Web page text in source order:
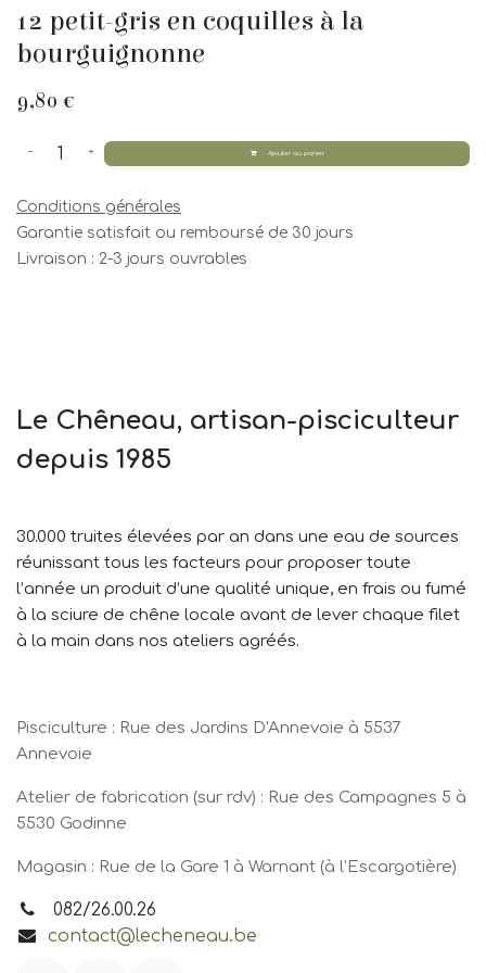
12 petit-gris en coquilles à la
bourguignonne
9,80 €
Ajouter au panier
Conditions générales
Garantie satisfait ou remboursé de 30 jours
Livraison : 2-3 jours ouvrables
Le Chêneau, artisan-pisciculteur
depuis 1985
30.000 truites élevées par an dans une eau de sources
réunissant tous les facteurs pour proposer toute
l’année un produit d’une qualité unique, en frais ou fumé
à la sciure de chêne locale avant de lever chaque filet
à la main dans nos ateliers agréés.
Pisciculture : Rue des Jardins D'Annevoie à 5537
Annevoie
Atelier de fabrication (sur rdv) : Rue des Campagnes 5 à
5530 Godinne
Magasin : Rue de la Gare 1 à Warnant (à l'Escargotière)
082/26.00.26
contact@lecheneau.be